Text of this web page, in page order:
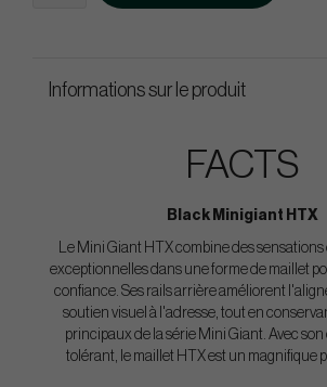
Informations sur le produit
FACTS
Black Minigiant HTX
Le Mini Giant HTX combine des
exceptionnelles dans une forme de maillet
confiance. Ses rails arrière améliorent
soutien visuel à l'adresse, tout en
principaux de la série Mini Giant. Avec son
tolérant, le maillet HTX est un magnifique